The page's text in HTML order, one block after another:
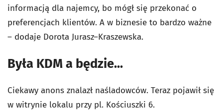
informacją dla najemcy, bo mógł się przekonać o
preferencjach klientów. A w biznesie to bardzo ważne
– dodaje Dorota Jurasz–Kraszewska.
Była KDM a będzie...
Ciekawy anons znalazł naśladowców. Teraz pojawił się
w witrynie lokalu przy pl. Kościuszki 6.